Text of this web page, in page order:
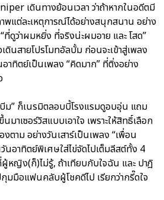
เดินทางย้อนเวลา ว่าถ้าหากในอดีตมี
พแต่ละเหตุการณ์ได้อย่างสนุกสนาน อย่าง
ดูว่าผมหยิ่ง ที่จริงน่ะผมอาย และ โสด”
ดินสายโปรโมทอัลบั้ม ก่อนจะเข้าสู่เพลง
าทิตย์เป็นเพลง “คิดมาก” ที่ติ่งอย่าง
ม” ก็เนรมิตลอบบี้โรงแรมดูอบอุ่น แถม
าเซอร์วิสแบบเอาใจ เพราะให้สิทธิ์เลือก
ตาม อย่างวันเสาร์เป็นเพลง “เพื่อน
วันอาทิตย์พิเศษใส่ไข่จัดไปเต็มลีสต์ทั้ง 4
ผู้หญิง(ก็)ไม่รู้, ถ้าเทียบกับใจฉัน และ ปาฎิ
มมือแฟนคลับผู้โชคดีไป เรียกว่ากรี๊ดใจ